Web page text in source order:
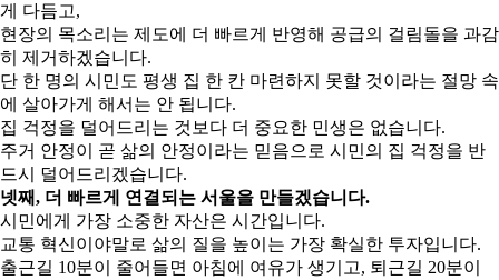
게 다듬고,
현장의 목소리는 제도에 더 빠르게 반영해 공급의 걸림돌을 과감
히 제거하겠습니다.
단 한 명의 시민도 평생 집 한 칸 마련하지 못할 것이라는 절망 속
에 살아가게 해서는 안 됩니다.
집 걱정을 덜어드리는 것보다 더 중요한 민생은 없습니다.
주거 안정이 곧 삶의 안정이라는 믿음으로 시민의 집 걱정을 반
드시 덜어드리겠습니다.
넷째, 더 빠르게 연결되는 서울을 만들겠습니다.
시민에게 가장 소중한 자산은 시간입니다.
교통 혁신이야말로 삶의 질을 높이는 가장 확실한 투자입니다.
출근길 10분이 줄어들면 아침에 여유가 생기고, 퇴근길 20분이